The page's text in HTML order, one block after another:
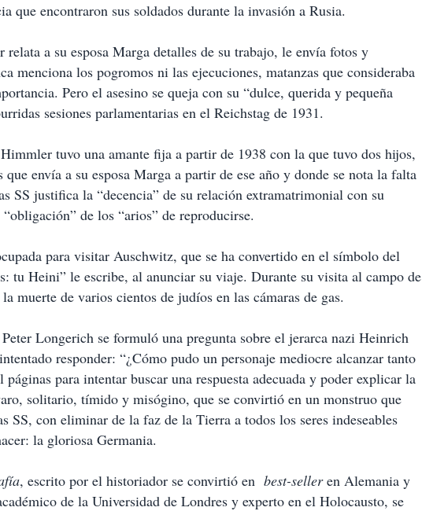
que encontraron sus soldados durante la invasión a Rusia.
a su esposa Marga detalles de su trabajo, le envía fotos y
menciona los pogromos ni las ejecuciones, matanzas que consideraba
Pero el asesino se queja con su “dulce, querida y pequeña
sesiones parlamentarias en el Reichstag de 1931.
tuvo una amante fija a partir de 1938 con la que tuvo dos hijos,
envía a su esposa Marga a partir de ese año y donde se nota la falta
SS justifica la “decencia” de su relación extramatrimonial con su
de los “arios” de reproducirse.
para visitar Auschwitz, que se ha convertido en el símbolo del
tu Heini” le escribe, al anunciar su viaje. Durante su visita al campo de
muerte de varios cientos de judíos en las cámaras de gas.
Longerich se formuló una pregunta sobre el jerarca nazi Heinrich
responder: “¿Cómo pudo un personaje mediocre alcanzar tanto
para intentar buscar una respuesta adecuada y poder explicar la
solitario, tímido y misógino, que se convirtió en un monstruo que
SS, con eliminar de la faz de la Tierra a todos los seres indeseables
la gloriosa Germania.
, escrito por el historiador se convirtió en best-selleren Alemania y
de la Universidad de Londres y experto en el Holocausto, se